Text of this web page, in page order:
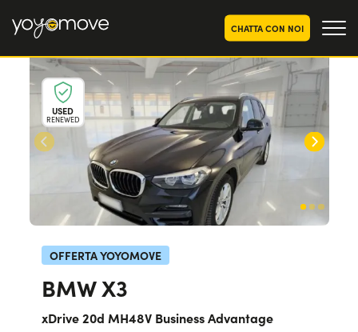
CHATTA CON NOI
OFFERTE NOLEGGIOLUNGO TERMINE
Privati
Aziende e P.IVA
OFFERTE NOLEGGIO
AUTO USATE
CHI SIAMO
La nostra storia
Lavora con noi
COME FUNZIONA
PERCHÉ CONVIENE
SCEGLI UN PAESE
USED
RENEWED
OFFERTA YOYOMOVE
BMW X3
xDrive 20d MH48V Business Advantage